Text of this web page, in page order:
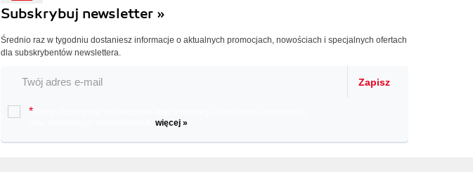
Subskrybuj newsletter »
Średnio raz w tygodniu dostaniesz informacje o aktualnych promocjach, nowościach i specjalnych ofertach
dla subskrybentów newslettera.
Zapisz
*
więcej »